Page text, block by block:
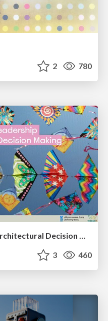
2 780
Technical Leadership for Architectural Decision Making
3 460